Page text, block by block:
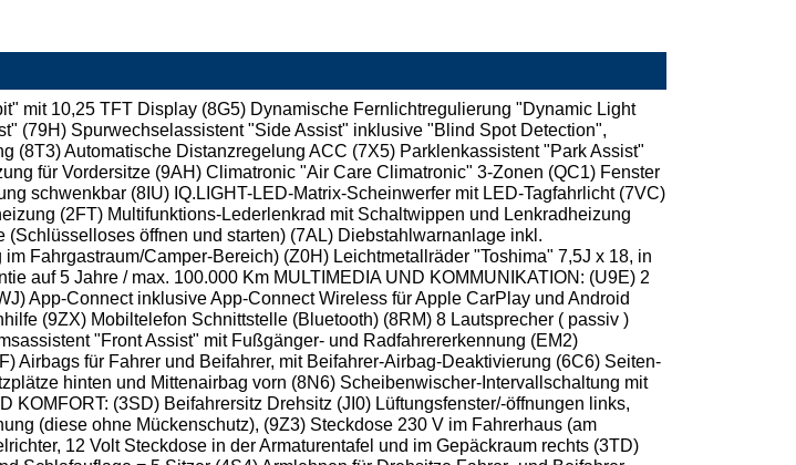
mit 10,25 TFT Display (8G5) Dynamische Fernlichtregulierung "Dynamic Light
(79H) Spurwechselassistent "Side Assist" inklusive "Blind Spot Detection",
(8T3) Automatische Distanzregelung ACC (7X5) Parklenkassistent "Park Assist"
für Vordersitze (9AH) Climatronic "Air Care Climatronic" 3-Zonen (QC1) Fenster
schwenkbar (8IU) IQ.LIGHT-LED-Matrix-Scheinwerfer mit LED-Tagfahrlicht (7VC)
(2FT) Multifunktions-Lederlenkrad mit Schaltwippen und Lenkradheizung
öffnen und starten) (7AL) Diebstahlwarnanlage inkl.
Fahrgastraum/Camper-Bereich) (Z0H) Leichtmetallräder "Toshima" 7,5J x 18, in
auf 5 Jahre / max. 100.000 Km MULTIMEDIA UND KOMMUNIKATION: (U9E) 2
App-Connect inklusive App-Connect Wireless für Apple CarPlay und Android
(9ZX) Mobiltelefon Schnittstelle (Bluetooth) (8RM) 8 Lautsprecher ( passiv )
"Front Assist" mit Fußgänger- und Radfahrererkennung (EM2)
Airbags für Fahrer und Beifahrer, mit Beifahrer-Airbag-Deaktivierung (6C6) Seiten-
hinten und Mittenairbag vorn (8N6) Scheibenwischer-Intervallschaltung mit
(3SD) Beifahrersitz Drehsitz (JI0) Lüftungsfenster/-öffnungen links,
(diese ohne Mückenschutz), (9Z3) Steckdose 230 V im Fahrerhaus (am
12 Volt Steckdose in der Armaturentafel und im Gepäckraum rechts (3TD)